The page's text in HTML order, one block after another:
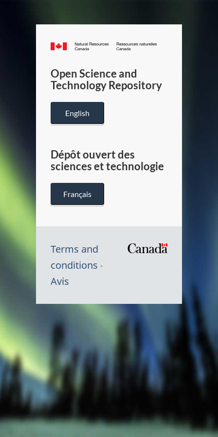
Canada.ca
/
Canada
Open Science and
Technology Repository
English
Dépôt ouvert des
sciences et technologie
Français
Terms and
conditions
Avis
Canada